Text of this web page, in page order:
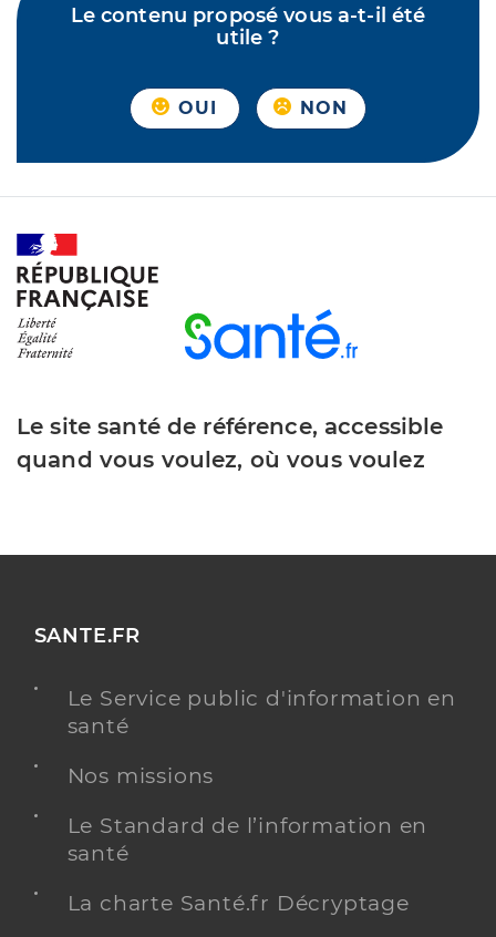
Le contenu proposé vous a-t-il été
utile ?
OUI NON
Le site santé de référence, accessible
quand vous voulez, où vous voulez
SANTE.FR
Le Service public d'information en
santé
Nos missions
Le Standard de l’information en
santé
La charte Santé.fr Décryptage